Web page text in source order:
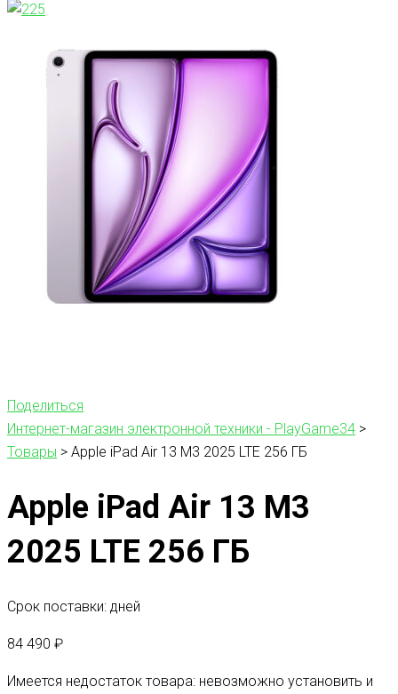
Поделиться
Интернет-магазин электронной техники - PlayGame34 >
Товары > Apple iPad Air 13 M3 2025 LTE 256 ГБ
Apple iPad Air 13 M3
2025 LTE 256 ГБ
Срок поставки: дней
84 490 ₽
Имеется недостаток товара: невозможно установить и